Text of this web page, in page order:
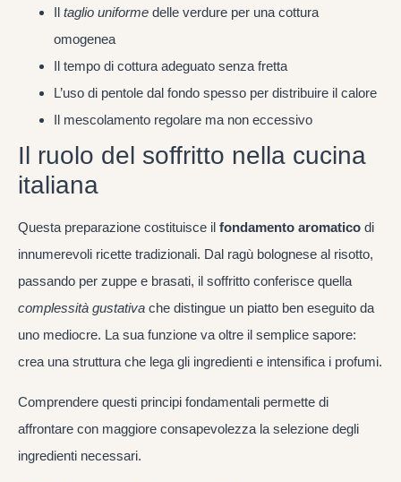
taglio uniforme delle verdure per una cottura
omogenea
Il tempo di cottura adeguato senza fretta
L’uso di pentole dal fondo spesso per distribuire il calore
Il mescolamento regolare ma non eccessivo
Il ruolo del soffritto nella cucina
italiana
Questa preparazione costituisce il fondamento aromatico di
innumerevoli ricette tradizionali. Dal ragù bolognese al risotto,
passando per zuppe e brasati, il soffritto conferisce quella
complessità gustativa che distingue un piatto ben eseguito da
uno mediocre. La sua funzione va oltre il semplice sapore:
crea una struttura che lega gli ingredienti e intensifica i profumi.
Comprendere questi principi fondamentali permette di
affrontare con maggiore consapevolezza la selezione degli
ingredienti necessari.